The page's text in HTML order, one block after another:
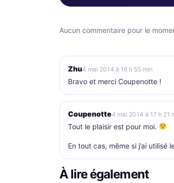
Aucun commentaire pour le
Zhu4 mai 2014 à 16 h 55 min
Bravo et merci Coupenotte !
Coupenotte4 mai 2014 à 17 h 21
Tout le plaisir est pour moi.
En tout cas, même si j’ai
À lire également